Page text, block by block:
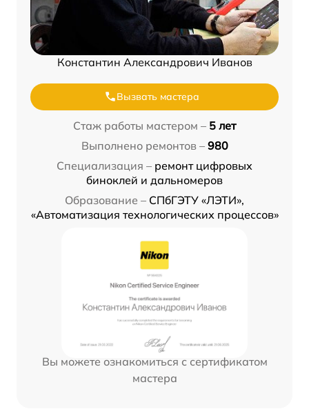
Константин Александрович Иванов
Вызвать мастера
Стаж работы мастером – 5 лет
Выполнено ремонтов – 980
Специализация – ремонт цифровых
биноклей и дальномеров
Образование – СПбГЭТУ «ЛЭТИ»,
«Автоматизация технологических процессов»
Вы можете ознакомиться с сертификатом
мастера